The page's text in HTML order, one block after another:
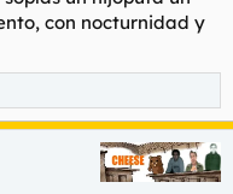
con nocturnidad y